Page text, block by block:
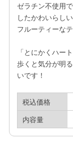
ゼラチン不使用
したかわいらし
フルーティーな
「とにかくハー
歩くと気分が明
いです！
税込価格
内容量